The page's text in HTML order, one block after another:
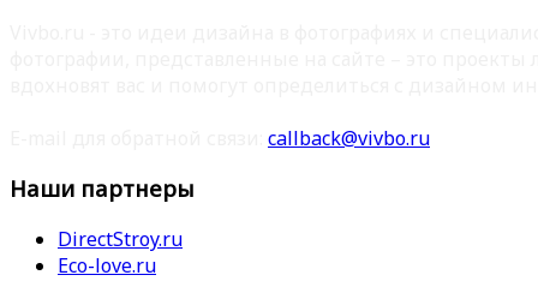
callback@vivbo.ru
Наши партнеры
DirectStroy.ru
Eco-love.ru